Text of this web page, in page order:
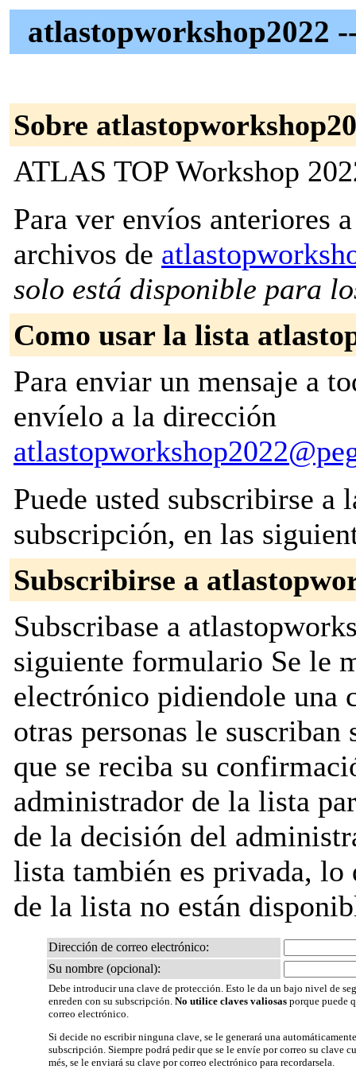
atlastopworkshop2022
Sobre
ATLAS TOP Workshop
Para ver envíos anteriores
archivos de
solo está disponible para
Como usar la lista
Para enviar un mensaje a
envíelo a la dirección
Puede usted subscribirse a
subscripción, en las
Subscribirse a
Subscribase a
siguiente formulario Se le
electrónico pidiendole una
otras personas le
que se reciba su
administrador de la lista
de la decisión del
lista también es privada,
de la lista no están
Dirección de correo electrónico:
Su nombre (opcional):
Debe introducir una clave de protección. Esto le da un bajo nivel de
enreden con su subscripción. No utilice claves valiosas porque puede
correo electrónico.
Si decide no escribir ninguna clave, se le generará una
subscripción. Siempre podrá pedir que se le envíe por correo su clave
més, se le enviará su clave por correo electrónico para recordarsela.